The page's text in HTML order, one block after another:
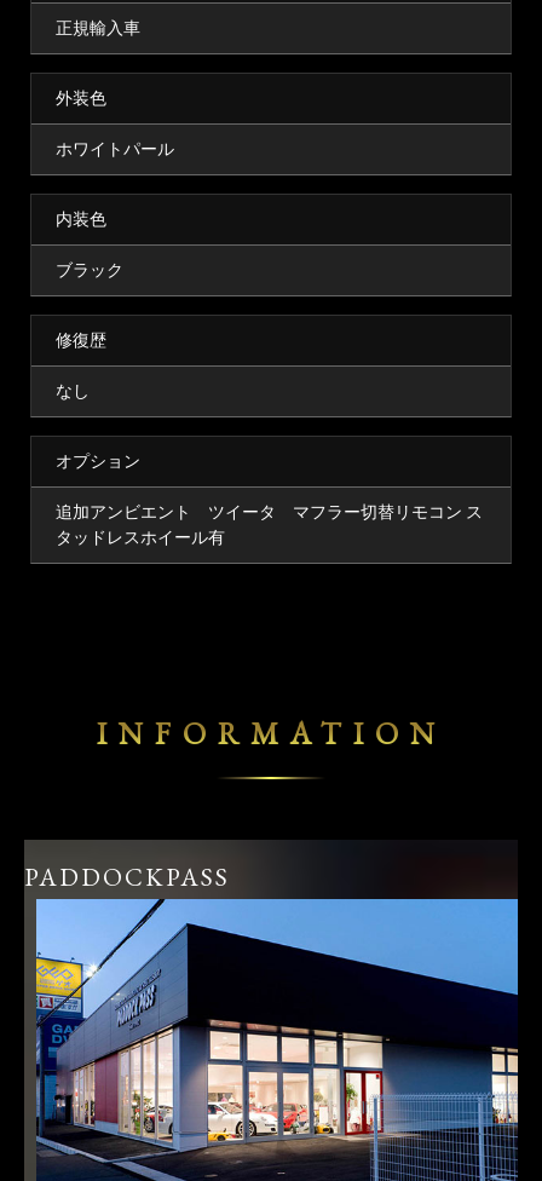
正規輸入車
外装色
ホワイトパール
内装色
ブラック
修復歴
なし
オプション
追加アンビエント ツイータ マフラー切替リモコン ス
タッドレスホイール有
INFORMATION
PADDOCKPASS